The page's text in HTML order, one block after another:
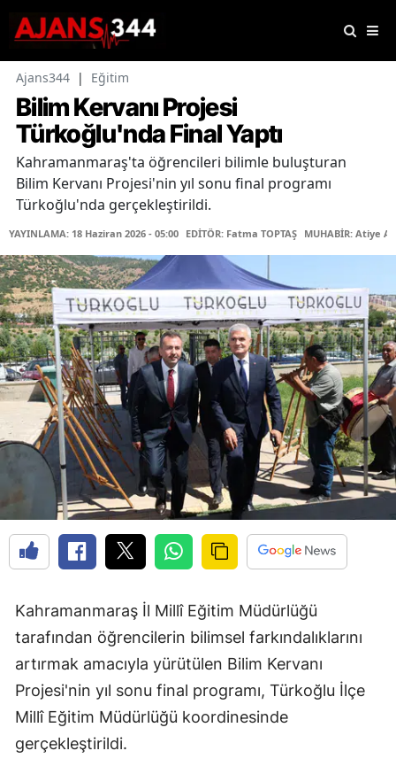
Ajans344 | Eğitim
Bilim Kervanı Projesi
Türkoğlu'nda Final Yaptı
Kahramanmaraş'ta öğrencileri bilimle buluşturan
Bilim Kervanı Projesi'nin yıl sonu final programı
Türkoğlu'nda gerçekleştirildi.
YAYINLAMA: 18 Haziran 2026 - 05:00 EDİTÖR: Fatma TOPTAŞ MUHABİR: Atiye
Kahramanmaraş İl Millî Eğitim Müdürlüğü
tarafından öğrencilerin bilimsel farkındalıklarını
artırmak amacıyla yürütülen Bilim Kervanı
Projesi'nin yıl sonu final programı, Türkoğlu İlçe
Millî Eğitim Müdürlüğü koordinesinde
gerçekleştirildi.